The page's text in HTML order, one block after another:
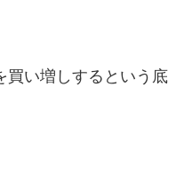
買い増しするという底